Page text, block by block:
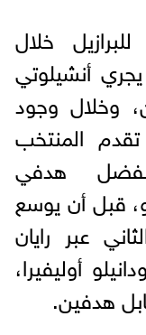
خلال
أنشيلوتي
وخلال وجود
المنتخب
بنتيجة 2-1 بفضل هدفي
قبل أن يوسع
عبر رايان
أوليفيرا،
هدفين.